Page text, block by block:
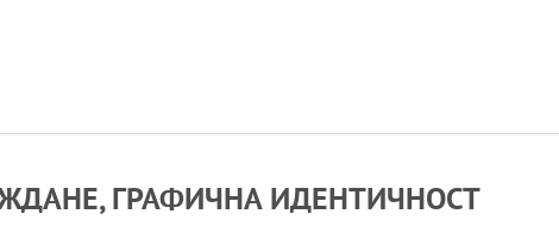
ГРАФИЧНА ИДЕНТИЧНОСТ